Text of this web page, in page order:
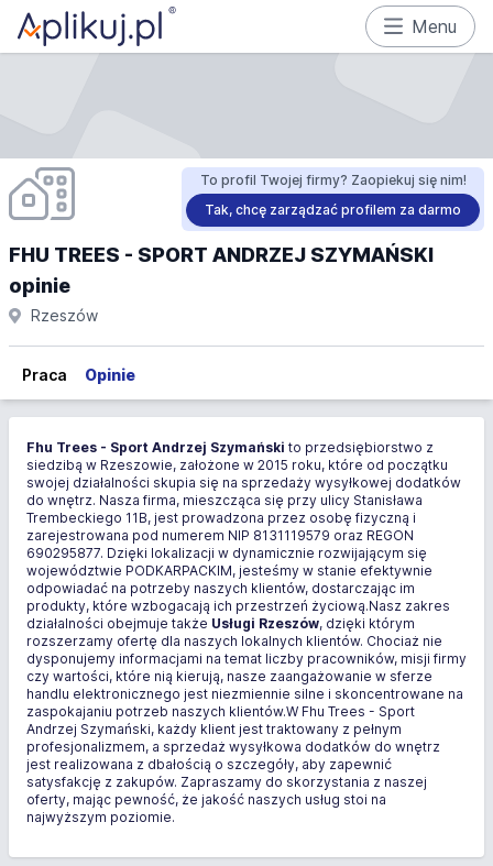
Menu
To profil Twojej firmy? Zaopiekuj się nim!
Tak, chcę zarządzać profilem za darmo
FHU TREES - SPORT ANDRZEJ SZYMAŃSKI
opinie
Rzeszów
Praca Opinie
Fhu Trees - Sport Andrzej Szymański to przedsiębiorstwo z
siedzibą w Rzeszowie, założone w 2015 roku, które od początku
swojej działalności skupia się na sprzedaży wysyłkowej dodatków
do wnętrz. Nasza firma, mieszcząca się przy ulicy Stanisława
Trembeckiego 11B, jest prowadzona przez osobę fizyczną i
zarejestrowana pod numerem NIP 8131119579 oraz REGON
690295877. Dzięki lokalizacji w dynamicznie rozwijającym się
województwie PODKARPACKIM, jesteśmy w stanie efektywnie
odpowiadać na potrzeby naszych klientów, dostarczając im
produkty, które wzbogacają ich przestrzeń życiową.Nasz zakres
działalności obejmuje także Usługi Rzeszów, dzięki którym
rozszerzamy ofertę dla naszych lokalnych klientów. Chociaż nie
dysponujemy informacjami na temat liczby pracowników, misji firmy
czy wartości, które nią kierują, nasze zaangażowanie w sferze
handlu elektronicznego jest niezmiennie silne i skoncentrowane na
zaspokajaniu potrzeb naszych klientów.W Fhu Trees - Sport
Andrzej Szymański, każdy klient jest traktowany z pełnym
profesjonalizmem, a sprzedaż wysyłkowa dodatków do wnętrz
jest realizowana z dbałością o szczegóły, aby zapewnić
satysfakcję z zakupów. Zapraszamy do skorzystania z naszej
oferty, mając pewność, że jakość naszych usług stoi na
najwyższym poziomie.